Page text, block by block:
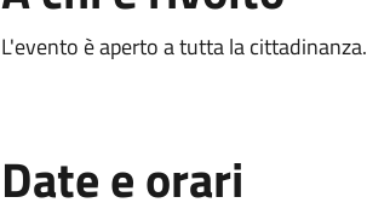
L'evento è aperto a tutta la cittadinanza.
Date e orari